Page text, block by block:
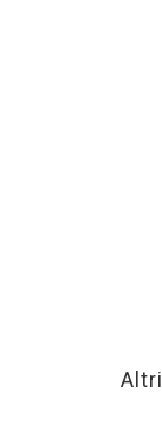
Altri